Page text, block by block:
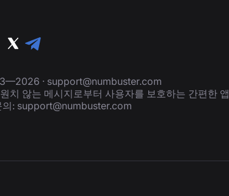
· support@numbuster.com
치 않는 메시지로부터 사용자를 보호하는 간편한 앱
: support@numbuster.com